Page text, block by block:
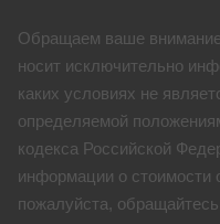
Обращаем ваше внимание
носит исключительно
каких условиях не
определяемой
кодекса Российской
информации о стоимости
пожалуйста,